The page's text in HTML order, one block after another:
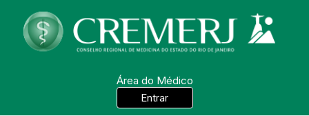
Área do Médico
Entrar